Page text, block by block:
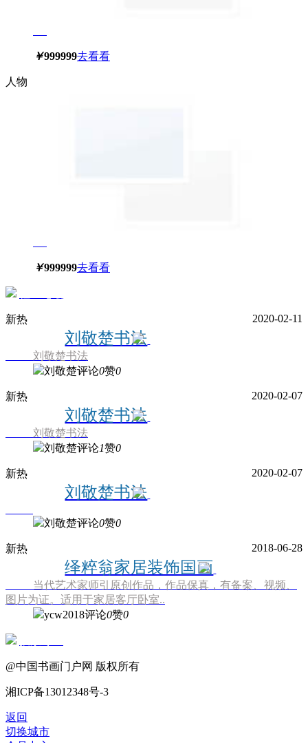
￥999999去看看
人物
￥999999去看看
新热 2020-02-11
刘敬楚书法
刘敬楚书法
刘敬楚评论0赞0
新热 2020-02-07
刘敬楚书法
刘敬楚书法
刘敬楚评论1赞0
新热 2020-02-07
刘敬楚书法
刘敬楚评论0赞0
新热 2018-06-28
绎粹翁家居装饰国画
当代艺术家师引原创作品，作品保真，有备案、视频、
图片为证。适用于家居客厅卧室..
ycw2018评论0赞0
@中国书画门户网 版权所有
湘ICP备13012348号-3
返回
切换城市